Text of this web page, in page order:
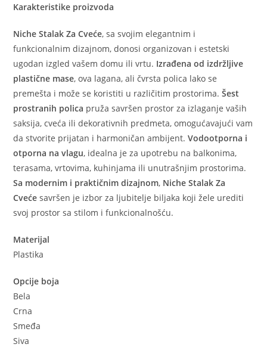
Karakteristike proizvoda
Niche Stalak Za Cveće, sa svojim elegantnim i
funkcionalnim dizajnom, donosi organizovan i estetski
ugodan izgled vašem domu ili vrtu. Izrađena od izdržljive
plastične mase, ova lagana, ali čvrsta polica lako se
premešta i može se koristiti u različitim prostorima.Šest
prostranih polica pruža savršen prostor za izlaganje vaših
saksija, cveća ili dekorativnih predmeta, omogućavajući vam
da stvorite prijatan i harmoničan ambijent.Vodootporna i
otporna na vlagu, idealna je za upotrebu na balkonima,
terasama, vrtovima, kuhinjama ili unutrašnjim prostorima.
Sa modernim i praktičnim dizajnom, Niche Stalak Za
Cveće savršen je izbor za ljubitelje biljaka koji žele urediti
svoj prostor sa stilom i funkcionalnošću.
Materijal
Plastika
Opcije boja
Bela
Crna
Smeđa
Siva